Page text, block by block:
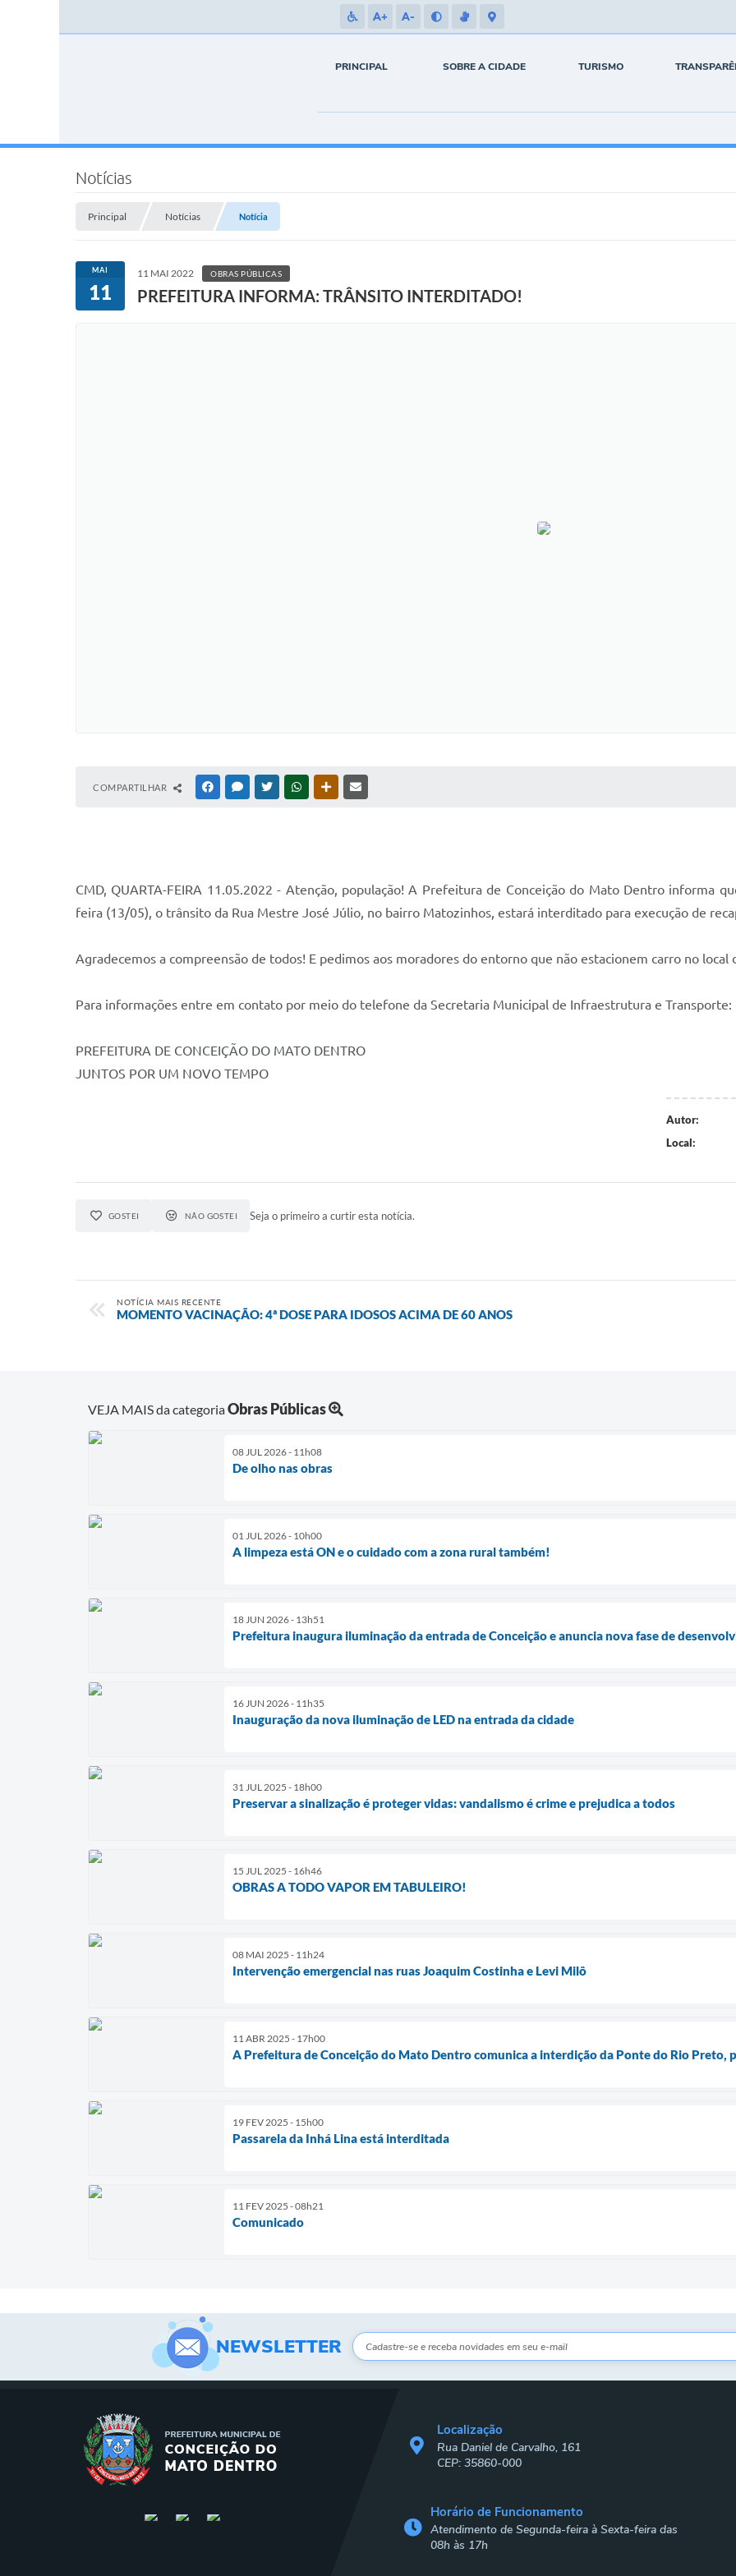
A+ A-
PRINCIPAL SOBRE A CIDADE TURISMO
Notícias
Principal Notícias Notícia
MAI
11
11 MAI 2022 OBRAS PÚBLICAS
PREFEITURA INFORMA: TRÂNSITO INTERDITADO!
COMPARTILHAR FACEBOOKMESSENGER
TWITTERWHATSAPPOUTRAS MÍDIAS
CMD, QUARTA-FEIRA 11.05.2022 - Atenção, população! A Prefeitura de Conceição do Mato Dentro informa
feira (13/05), o trânsito da Rua Mestre José Júlio, no bairro Matozinhos, estará interditado para execução de
Agradecemos a compreensão de todos! E pedimos aos moradores do entorno que não estacionem carro no local
Para informações entre em contato por meio do telefone da Secretaria Municipal de Infraestrutura e Transporte:
PREFEITURA DE CONCEIÇÃO DO MATO DENTRO
JUNTOS POR UM NOVO TEMPO
Autor:
Local:
GOSTEI NÃO GOSTEI Seja o primeiro a curtir esta notícia.
NOTÍCIA MAIS RECENTE
MOMENTO VACINAÇÃO: 4ª DOSE PARA IDOSOS ACIMA DE 60 ANOS
VEJA MAIS da categoriaObras Públicas
08 JUL 2026 - 11h08
De olho nas obras
01 JUL 2026 - 10h00
A limpeza está ON e o cuidado com a zona rural também!
18 JUN 2026 - 13h51
Prefeitura inaugura iluminação da entrada de Conceição e anuncia nova fase de
16 JUN 2026 - 11h35
Inauguração da nova iluminação de LED na entrada da cidade
31 JUL 2025 - 18h00
Preservar a sinalização é proteger vidas: vandalismo é crime e prejudica a todos
15 JUL 2025 - 16h46
OBRAS A TODO VAPOR EM TABULEIRO!
08 MAI 2025 - 11h24
Intervenção emergencial nas ruas Joaquim Costinha e Levi Milô
11 ABR 2025 - 17h00
A Prefeitura de Conceição do Mato Dentro comunica a interdição da Ponte do Rio Preto,
19 FEV 2025 - 15h00
Passarela da Inhá Lina está interditada
11 FEV 2025 - 08h21
Comunicado
NEWSLETTER
Localização
Rua Daniel de Carvalho, 161
CEP: 35860-000
Horário de Funcionamento
Atendimento de Segunda-feira à Sexta-feira das
08h às 17h